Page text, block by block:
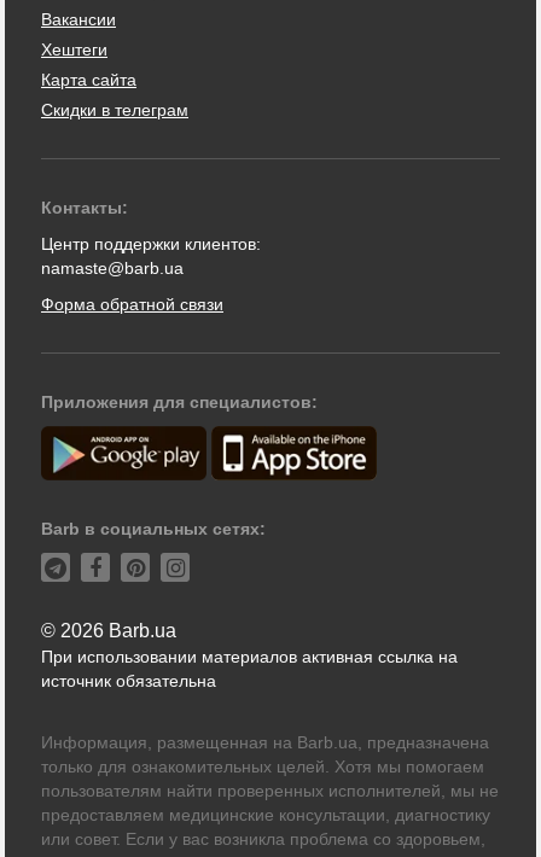
Вакансии
Хештеги
Карта сайта
Скидки в телеграм
Контакты:
Центр поддержки клиентов:
namaste@barb.ua
Форма обратной связи
Приложения для специалистов:
Barb в социальных сетях:
© 2026 Barb.ua
При использовании материалов активная ссылка на
источник обязательна
Информация, размещенная на Barb.ua, предназначена
только для ознакомительных целей. Хотя мы помогаем
пользователям найти проверенных исполнителей, мы не
предоставляем медицинские консультации, диагностику
или совет. Если у вас возникла проблема со здоровьем,